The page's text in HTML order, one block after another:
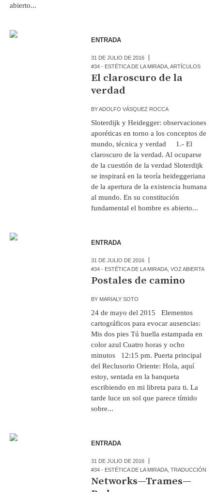
abierto...
ENTRADA
31 DE JULIO DE 2016
#34 - ESTÉTICA DE LA MIRADA ,ARTÍCULOS
El claroscuro de la
verdad
BYADOLFO VÁSQUEZ ROCCA
Sloterdijk y Heidegger: observaciones
aporéticas en torno a los conceptos de
mundo, técnica y verdad 1.- El
claroscuro de la verdad. Al ocuparse
de la cuestión de la verdad Sloterdijk
se inspirará en la teoría heideggeriana
de la apertura de la existencia humana
al mundo. En su constitución
fundamental el hombre es abierto...
ENTRADA
31 DE JULIO DE 2016
#34 - ESTÉTICA DE LA MIRADA ,VOZ ABIERTA
Postales de camino
BY MARIALY SOTO
24 de mayo del 2015 Elementos
cartográficos para evocar ausencias:
Mis dos pies Tú huella estampada en
color azul Cuatro horas y ocho
minutos 12:15 pm. Puerta principal
del Reclusorio Oriente: Hola, aquí
estoy, sentada en la banqueta
escribiendo en mi libreta para ti. La
tarde luce un sol que parece tímido
sobre...
ENTRADA
31 DE JULIO DE 2016
#34 - ESTÉTICA DE LA MIRADA ,TRADUCCIÓN
Networks—Trames—